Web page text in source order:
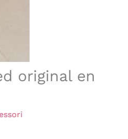
original en